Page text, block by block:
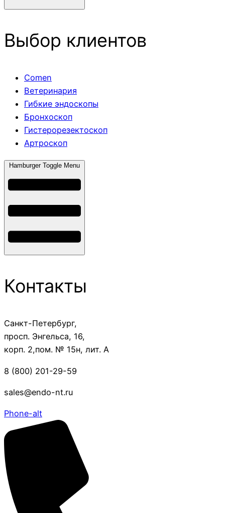
Выбор клиентов
Comen
Ветеринария
Гибкие эндоскопы
Бронхоскоп
Гистерорезектоскоп
Артроскоп
Hamburger Toggle Menu
Контакты
Санкт-Петербург,
просп. Энгельса, 16,
корп. 2,пом. № 15н, лит. А
8 (800) 201-29-59
sales@endo-nt.ru
Phone-alt